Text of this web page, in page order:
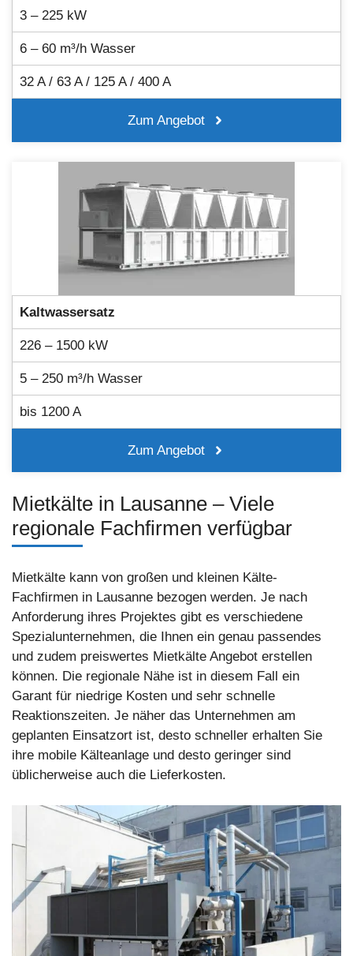
3 – 225 kW
6 – 60 m³/h Wasser
32 A / 63 A / 125 A / 400 A
Zum Angebot
Kaltwassersatz
226 – 1500 kW
5 – 250 m³/h Wasser
bis 1200 A
Zum Angebot
Mietkälte in Lausanne – Viele
regionale Fachfirmen verfügbar
Mietkälte kann von großen und kleinen Kälte-
Fachfirmen in Lausanne bezogen werden. Je nach
Anforderung ihres Projektes gibt es verschiedene
Spezialunternehmen, die Ihnen ein genau passendes
und zudem preiswertes Mietkälte Angebot erstellen
können. Die regionale Nähe ist in diesem Fall ein
Garant für niedrige Kosten und sehr schnelle
Reaktionszeiten. Je näher das Unternehmen am
geplanten Einsatzort ist, desto schneller erhalten Sie
ihre mobile Kälteanlage und desto geringer sind
üblicherweise auch die Lieferkosten.